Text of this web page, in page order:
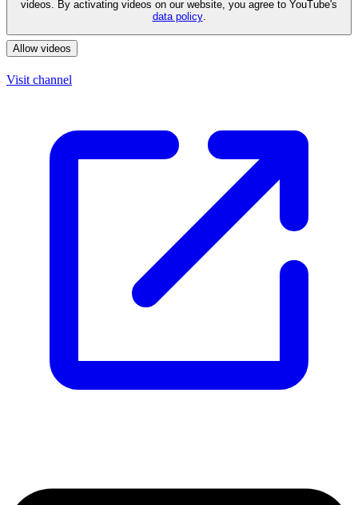
videos. By activating videos on our website, you agree to YouTube's
data policy.
Allow videos
Visit channel